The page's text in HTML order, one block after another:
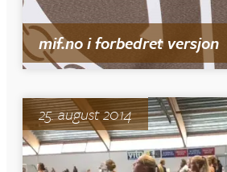
mif.no i forbedret versjon
25. august 2014